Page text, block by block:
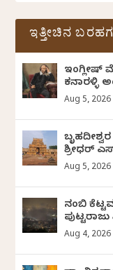
ಇತ್ತೀಚಿನ
ಇಂಗ್ಲೀಷ್
ಕನಾರಳ್ಳಿ
Aug 5, 2026
ಶ್ರೀಧರ್‌
Aug 5, 2026
ನಂಬಿ
Aug 4, 2026